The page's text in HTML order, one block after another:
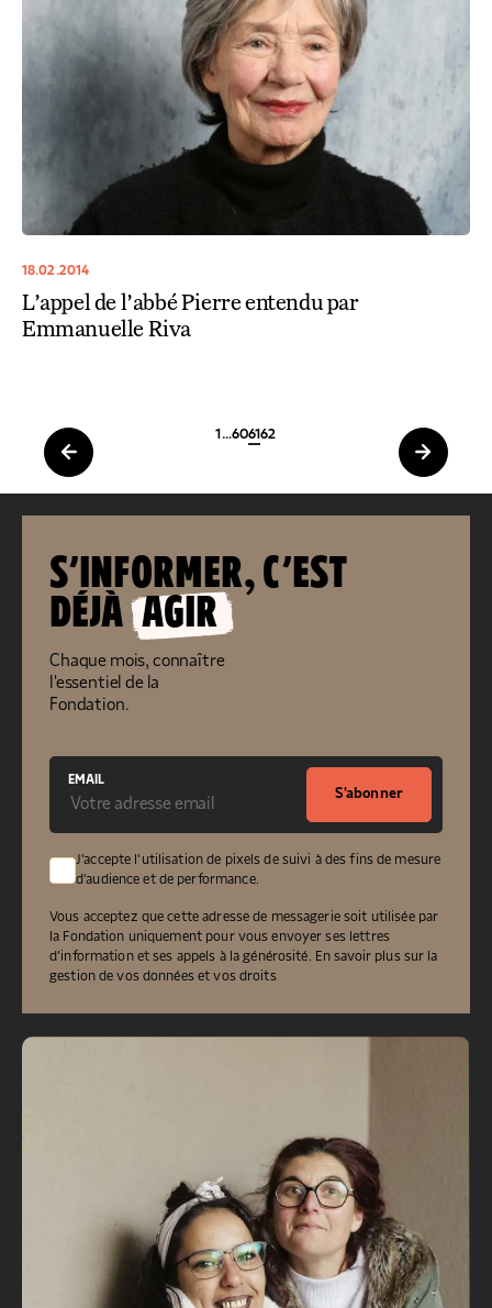
18.02.2014
L’appel de l’abbé Pierre entendu par
Emmanuelle Riva
1 …606162
S’INFORMER, C’EST
DÉJÀ AGIR
Chaque mois, connaître
l'essentiel de la
Fondation.
EMAIL
S'abonner
J'accepte l'utilisation de pixels de suivi à des fins de mesure
d'audience et de performance.
Vous acceptez que cette adresse de messagerie soit utilisée par
la Fondation uniquement pour vous envoyer ses lettres
d’information et ses appels à la générosité. En savoir plus sur la
gestion de vos données et vos droits